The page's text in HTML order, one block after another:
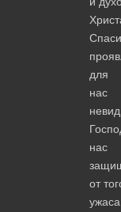
для
нас
нас
от